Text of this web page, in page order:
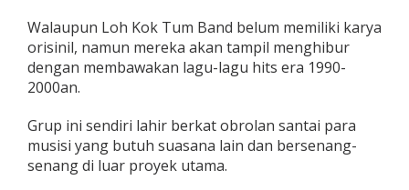
I
n
d
o
s
i
a
Walaupun Loh Kok Tum Band belum memiliki karya
orisinil, namun mereka akan tampil menghibur
dengan membawakan lagu-lagu hits era 1990-
2000an.
Grup ini sendiri lahir berkat obrolan santai para
musisi yang butuh suasana lain dan bersenang-
senang di luar proyek utama.